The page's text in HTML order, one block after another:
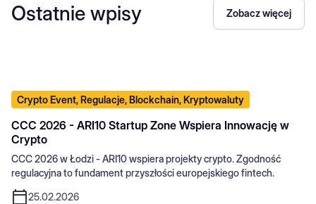
Ostatnie wpisy Zobacz więcej
Crypto Event, Regulacje, Blockchain, Kryptowaluty
CCC 2026 - ARI10 Startup Zone Wspiera Innowację w
Crypto
CCC 2026 w Łodzi - ARI10 wspiera projekty crypto. Zgodność
regulacyjna to fundament przyszłości europejskiego fintech.
25.02.2026